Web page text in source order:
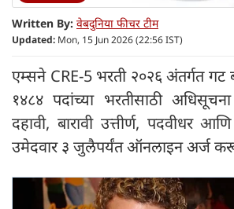
Written By: वेबदुनिया फीचर टीम
Updated: Mon, 15 Jun 2026 (22:56 IST)
एम्सने CRE-5 भरती २०२६ अंतर्गत
१४८४ पदांच्या भरतीसाठी
दहावी, बारावी उत्तीर्ण, पदवीधर
उमेदवार ३ जुलैपर्यंत ऑनलाइन अर्ज